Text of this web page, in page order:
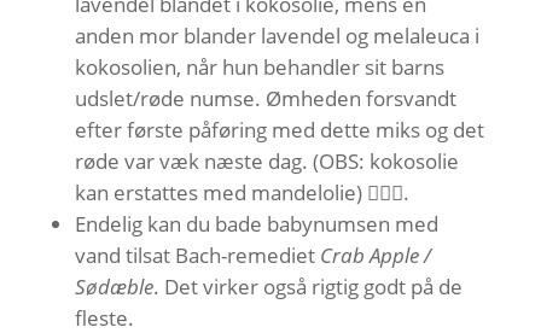
anden mor blander lavendel og melaleuca i
kokosolien, når hun behandler sit barns
udslet/røde numse. Ømheden forsvandt
efter første påføring med dette miks og det
røde var væk næste dag. (OBS: kokosolie
kan erstattes med mandelolie) 👌🏻🌱.
Endelig kan du bade babynumsen med
vand tilsat Bach-remediet Crab Apple /
Sødæble. Det virker også rigtig godt på de
fleste.